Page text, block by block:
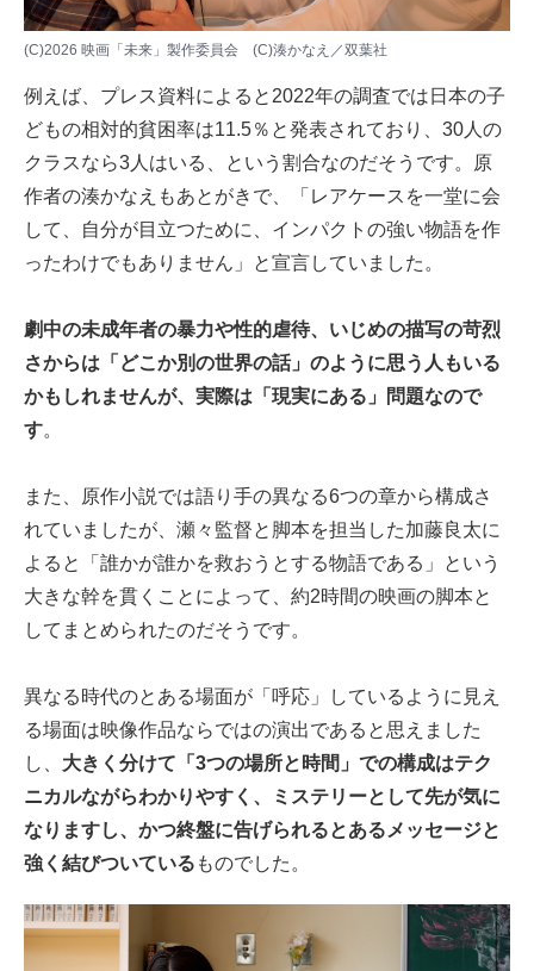
(C)2026 映画「未来」製作委員会 (C)湊かなえ／双葉社
例えば、プレス資料によると2022年の調査では日本の子
どもの相対的貧困率は11.5％と発表されており、30人の
クラスなら3人はいる、という割合なのだそうです。原
作者の湊かなえもあとがきで、「レアケースを一堂に会
して、自分が目立つために、インパクトの強い物語を作
ったわけでもありません」と宣言していました。
劇中の未成年者の暴力や性的虐待、いじめの描写の苛烈
さからは「どこか別の世界の話」のように思う人もいる
かもしれませんが、実際は「現実にある」問題なので
す。
また、原作小説では語り手の異なる6つの章から構成さ
れていましたが、瀬々監督と脚本を担当した加藤良太に
よると「誰かが誰かを救おうとする物語である」という
大きな幹を貫くことによって、約2時間の映画の脚本と
してまとめられたのだそうです。
異なる時代のとある場面が「呼応」しているように見え
る場面は映像作品ならではの演出であると思えました
し、 大きく分けて「3つの場所と時間」での構成はテク
ニカルながらわかりやすく、ミステリーとして先が気に
なりますし、かつ終盤に告げられるとあるメッセージと
強く結びついている ものでした。